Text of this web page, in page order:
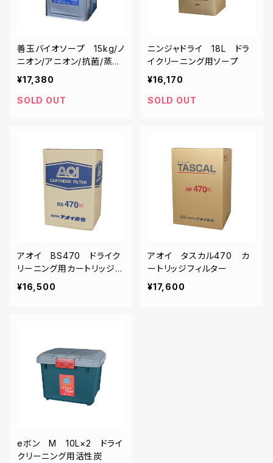
善玉バイオソープ 15kg/ノ
ニオン/アニオン/抗菌/蒸留
対応
¥17,380
SOLD OUT
ニンジャドライ 18L ドラ
イクリーニング用ソープ
¥16,170
SOLD OUT
アオイ BS470 ドライク
リーニング用カートリッジフ
ィルター
¥16,500
アオイ タスカル470 カ
ートリッジフィルター
¥17,600
eボン M 10L×2 ドライ
クリーニング用活性炭